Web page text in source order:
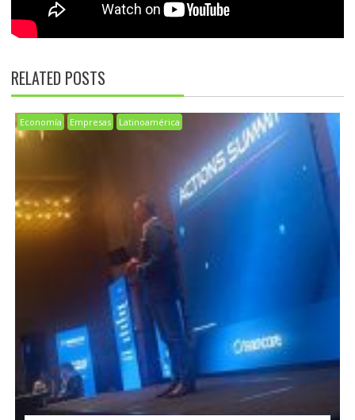
RELATED POSTS
Economía Empresas Latinoamérica